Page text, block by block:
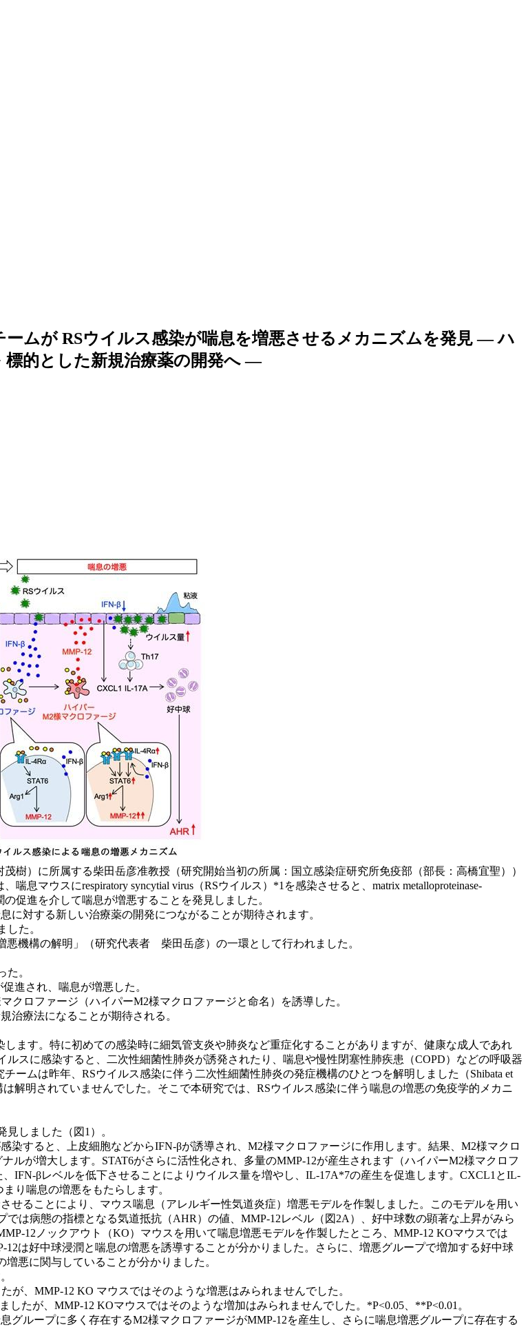
ムが RSウイルス感染が喘息を増悪させるメカニズムを発見 — ハ
的とした新規治療薬の開発へ —
樹）に所属する柴田岳彦准教授（研究開始当初の所属：国立感染症研究所免疫部（部長：高橋宜聖））
息マウスにrespiratory syncytial virus（RSウイルス）*1を感染させると、matrix metalloproteinase-
促進を介して喘息が増悪することを発見しました。
対する新しい治療薬の開発につながることが期待されます。
した。
機構の解明」（研究代表者 柴田岳彦）の一環として行われました。
た。
進され、喘息が増悪した。
クロファージ（ハイパーM2様マクロファージと命名）を誘導した。
治療法になることが期待される。
ます。特に初めての感染時に細気管支炎や肺炎など重症化することがありますが、健康な成人であれ
スに感染すると、二次性細菌性肺炎が誘発されたり、喘息や慢性閉塞性肺疾患（COPD）などの呼吸器
ームは昨年、RSウイルス感染に伴う二次性細菌性肺炎の発症機構のひとつを解明しました（Shibata et
解明されていませんでした。そこで本研究では、RSウイルス感染に伴う喘息の増悪の免疫学的メカニ
しました（図1）。
すると、上皮細胞などからIFN-βが誘導され、M2様マクロファージに作用します。結果、M2様マクロ
ルが増大します。STAT6がさらに活性化され、多量のMMP-12が産生されます（ハイパーM2様マクロフ
IFN-βレベルを低下させることによりウイルス量を増やし、IL-17A*7の産生を促進します。CXCL1とIL-
り喘息の増悪をもたらします。
ることにより、マウス喘息（アレルギー性気道炎症）増悪モデルを作製しました。このモデルを用い
は病態の指標となる気道抵抗（AHR）の値、MMP-12レベル（図2A）、好中球数の顕著な上昇がみら
12ノックアウト（KO）マウスを用いて喘息増悪モデルを作製したところ、MMP-12 KOマウスでは
は好中球浸潤と喘息の増悪を誘導することが分かりました。さらに、増悪グループで増加する好中球
悪に関与していることが分かりました。
が、MMP-12 KO マウスではそのような増悪はみられませんでした。
たが、MMP-12 KOマウスではそのような増加はみられませんでした。*P<0.05、**P<0.01。
ループに多く存在するM2様マクロファージがMMP-12を産生し、さらに喘息増悪グループに存在する